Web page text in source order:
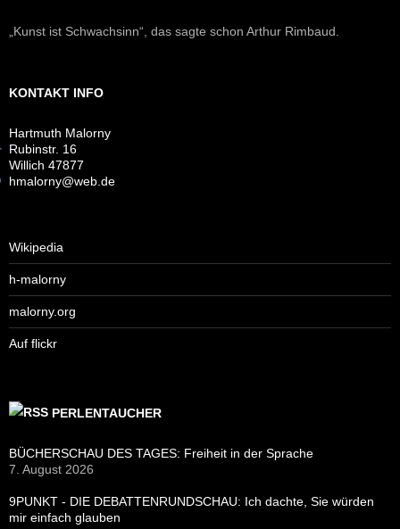
„Kunst ist Schwachsinn“, das sagte schon Arthur Rimbaud.
KONTAKT INFO
Hartmuth Malorny
Rubinstr. 16
Willich 47877
hmalorny@web.de
Wikipedia
h-malorny
malorny.org
Auf flickr
PERLENTAUCHER
BÜCHERSCHAU DES TAGES: Freiheit in der Sprache
7. August 2026
9PUNKT - DIE DEBATTENRUNDSCHAU: Ich dachte, Sie würden
mir einfach glauben